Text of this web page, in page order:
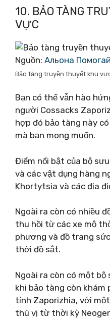
10. BẢO TÀNG
VỰC
Nguồn: Альона
Bảo tàng truyền thuyết khu
Bạn có thể vẫn hào
người Cossacks
hợp đó bảo tàng này
mà bạn mong muốn.
Điểm nổi bật của bộ
và các vật dụng hàng
Khortytsia và các địa
Ngoài ra còn có nhiều
thu hồi từ các xe mộ
phương và đồ trang
thời đồ sắt.
Ngoài ra còn có một
khi bảo tàng còn khám
tỉnh Zaporizhia, với
thú vị từ thời kỳ